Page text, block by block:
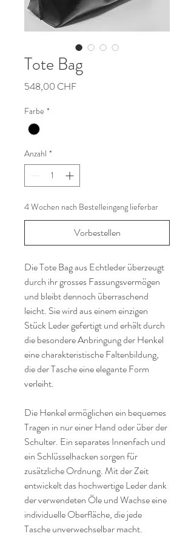
Tote Bag
548,00 CHFPreis
Farbe *
Anzahl *
4 Wochen nach Bestelleingang lieferbar
Vorbestellen
Die Tote Bag aus Echtleder überzeugt
durch ihr grosses Fassungsvermögen
und bleibt dennoch überraschend
leicht. Sie wird aus einem einzigen
Stück Leder gefertigt und erhält durch
die besondere Anbringung der Henkel
eine charakteristische Faltenbildung,
die der Tasche eine elegante Form
verleiht.
Die Henkel ermöglichen ein bequemes
Tragen in nur einer Hand oder über der
Schulter. Ein separates Innenfach und
ein Schlüsselhacken sorgen für
zusätzliche Ordnung. Mit der Zeit
entwickelt das hochwertige Leder dank
der verwendeten Öle und Wachse eine
individuelle Oberfläche, die jede
Tasche unverwechselbar macht.